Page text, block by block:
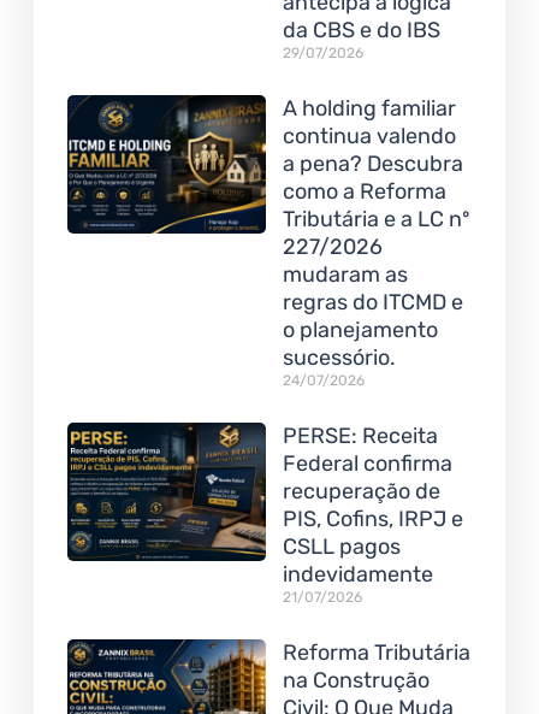
da CBS e do IBS
29/07/2026
A holding familiar
continua valendo
a pena? Descubra
como a Reforma
Tributária e a LC nº
227/2026
mudaram as
regras do ITCMD e
o planejamento
sucessório.
24/07/2026
PERSE: Receita
Federal confirma
recuperação de
PIS, Cofins, IRPJ e
CSLL pagos
indevidamente
21/07/2026
Reforma Tributária
na Construção
Civil: O Que Muda